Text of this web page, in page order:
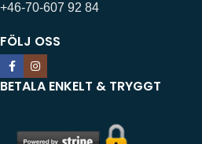
+46-70-607 92 84
FÖLJ OSS
BETALA ENKELT & TRYGGT